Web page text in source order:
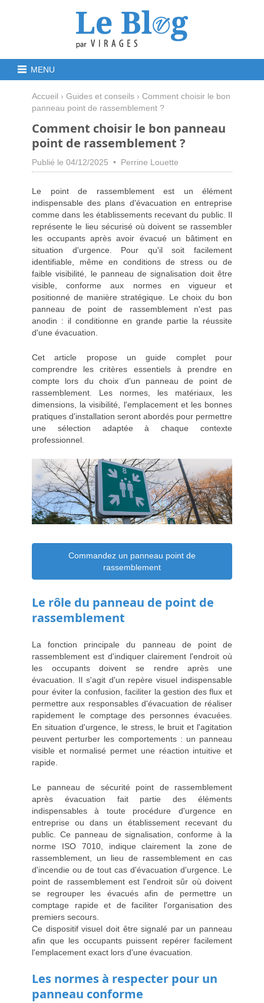
MENU
Accueil › Guides et conseils › Comment choisir le bon
panneau point de rassemblement ?
Comment choisir le bon panneau
point de rassemblement ?
Publié le 04/12/2025 • Perrine Louette
Le point de rassemblement est un élément
indispensable des plans d'évacuation en entreprise
comme dans les établissements recevant du public. Il
représente le lieu sécurisé où doivent se rassembler
les occupants après avoir évacué un bâtiment en
situation d'urgence. Pour qu'il soit facilement
identifiable, même en conditions de stress ou de
faible visibilité, le panneau de signalisation doit être
visible, conforme aux normes en vigueur et
positionné de manière stratégique. Le choix du bon
panneau de point de rassemblement n'est pas
anodin : il conditionne en grande partie la réussite
d'une évacuation.
Cet article propose un guide complet pour
comprendre les critères essentiels à prendre en
compte lors du choix d'un panneau de point de
rassemblement. Les normes, les matériaux, les
dimensions, la visibilité, l'emplacement et les bonnes
pratiques d'installation seront abordés pour permettre
une sélection adaptée à chaque contexte
professionnel.
Commandez un panneau point de
rassemblement
Le rôle du panneau de point de
rassemblement
La fonction principale du panneau de point de
rassemblement est d'indiquer clairement l'endroit où
les occupants doivent se rendre après une
évacuation. Il s'agit d'un repère visuel indispensable
pour éviter la confusion, faciliter la gestion des flux et
permettre aux responsables d'évacuation de réaliser
rapidement le comptage des personnes évacuées.
En situation d'urgence, le stress, le bruit et l'agitation
peuvent perturber les comportements : un panneau
visible et normalisé permet une réaction intuitive et
rapide.
Le panneau de sécurité point de rassemblement
après évacuation fait partie des éléments
indispensables à toute procédure d'urgence en
entreprise ou dans un établissement recevant du
public. Ce panneau de signalisation, conforme à la
norme ISO 7010, indique clairement la zone de
rassemblement, un lieu de rassemblement en cas
d'incendie ou de tout cas d'évacuation d'urgence. Le
point de rassemblement est l'endroit sûr où doivent
se regrouper les évacués afin de permettre un
comptage rapide et de faciliter l'organisation des
premiers secours.
Ce dispositif visuel doit être signalé par un panneau
afin que les occupants puissent repérer facilement
l'emplacement exact lors d'une évacuation.
Les normes à respecter pour un
panneau conforme